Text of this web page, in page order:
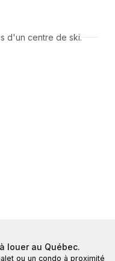
d'un centre de ski.
louer au Québec.
ou un condo à proximité